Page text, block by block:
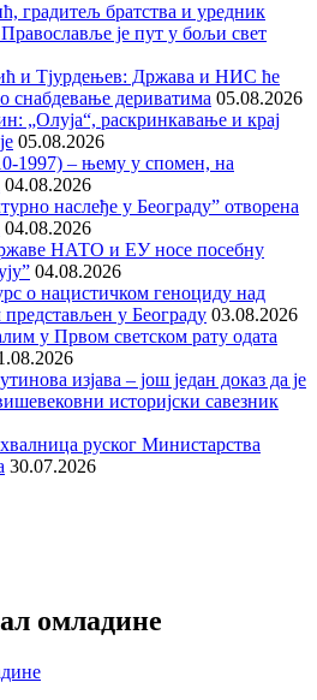
градитељ братства и уредник
је пут у бољи свет
и Тјурдењев: Држава и НИС ће
снабдевање дериватима 05.08.2026
„Олуја“, раскринкавање и крај
05.08.2026
1997) – њему у спомен, на
04.08.2026
наслеђе у Београду” отворена
04.08.2026
НАТО и ЕУ носе посебну
04.08.2026
о нацистичком геноциду над
представљен у Београду 03.08.2026
у Првом светском рату одата
изјава – још један доказ да је
историјски савезник
руског Министарства
30.07.2026
омладине